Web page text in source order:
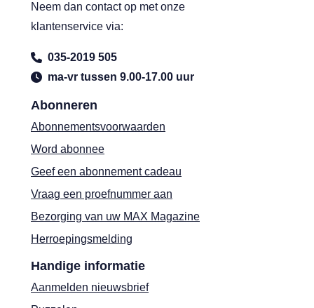
Abonneren
Abonnementsvoorwaarden
Word abonnee
Geef een abonnement cadeau
Vraag een proefnummer aan
Bezorging van uw MAX Magazine
Herroepingsmelding
Handige informatie
Aanmelden nieuwsbrief
Neem dan contact op met onze
klantenservice via:
035-2019 505
ma-vr tussen 9.00-17.00 uur